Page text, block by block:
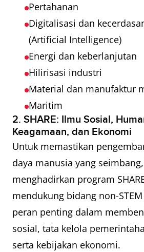
Pertahanan
Digitalisasi dan
(Artificial Intelligence)
Energi dan keberlanjutan
Hilirisasi industri
Material dan manufaktur
Maritim
2. SHARE: Ilmu Sosial,
Keagamaan, dan Ekonomi
Untuk memastikan
daya manusia yang
menghadirkan program
mendukung bidang non-
peran penting dalam
sosial, tata kelola
serta kebijakan ekonomi.